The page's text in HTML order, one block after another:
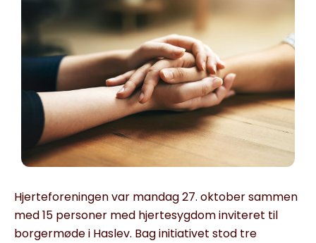
Hjerteforeningen var mandag 27. oktober sammen
med 15 personer med hjertesygdom inviteret til
borgermøde i Haslev. Bag initiativet stod tre